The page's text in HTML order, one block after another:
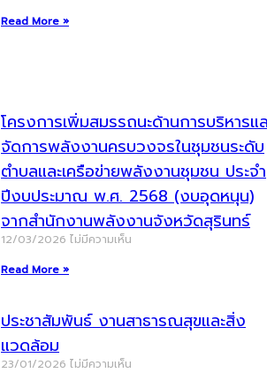
Read More »
โครงการเพิ่มสมรรถนะด้านการบริหารแ
จัดการพลังงานครบวงจรในชุมชนระดับ
ตำบลและเครือข่ายพลังงานชุมชน ประจำ
ปีงบประมาณ พ.ศ. 2568 (งบอุดหนุน)
จากสำนักงานพลังงานจังหวัดสุรินทร์
12/03/2026 ไม่มีความเห็น
Read More »
ประชาสัมพันธ์ งานสาธารณสุขและสิ่ง
แวดล้อม
23/01/2026 ไม่มีความเห็น